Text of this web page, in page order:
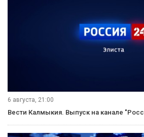
6 августа, 21:00
Вести Калмыкия. Выпуск на канале